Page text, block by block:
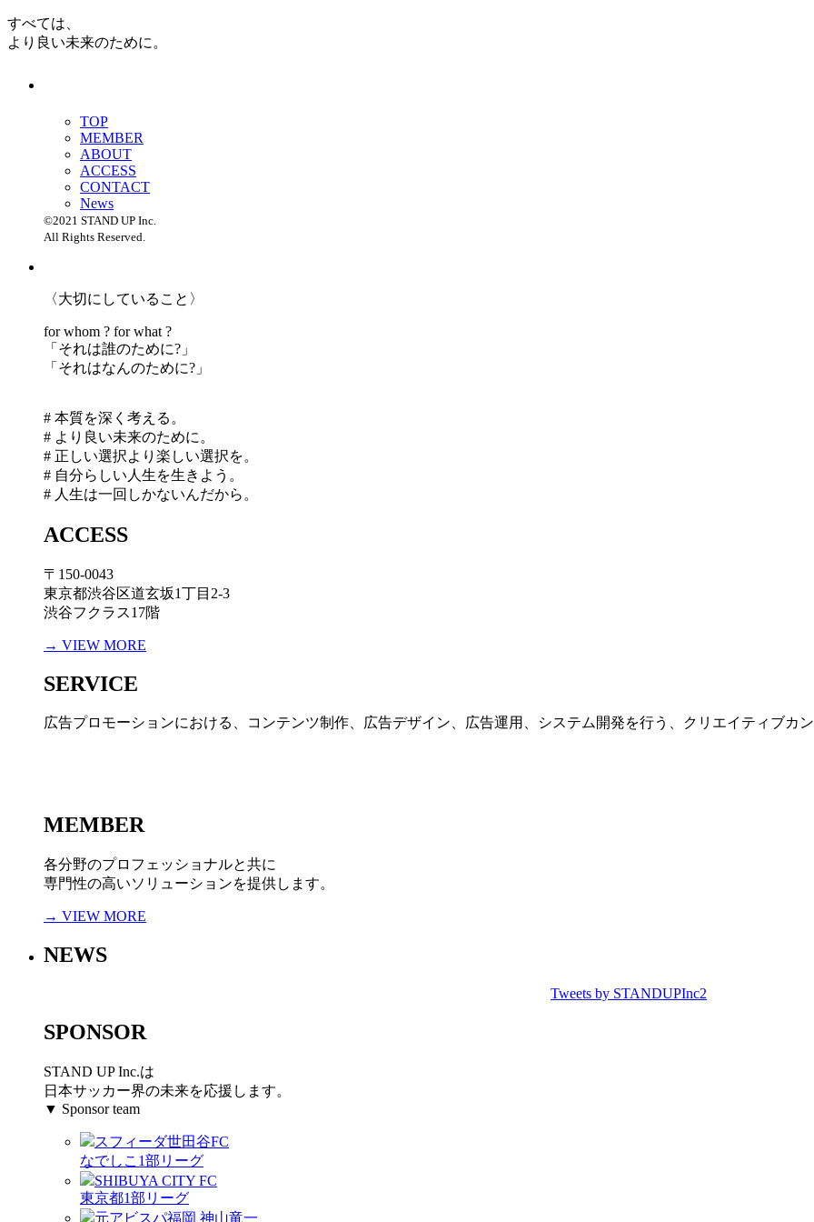
すべては、
より良い未来のために。
TOP
MEMBER
ABOUT
ACCESS
CONTACT
News
©2021 STAND UP Inc.
All Rights Reserved.
〈大切にしていること〉
for whom ? for what ?
「 それは誰のために?」
「 それはなんのために?」
# 本質を深く考える。
# より良い未来のために。
# 正しい選択より楽しい選択を。
# 自分らしい人生を生きよう。
# 人生は一回しかないんだから。
ACCESS
〒150-0043
東京都渋谷区道玄坂1丁目2-3
渋谷フクラス17階
→ VIEW MORE
SERVICE
広告プロモーションにおける、コンテンツ制作、広告デザイン、広告運用、システム開発を行う、 クリエイティブカ
MEMBER
各分野のプロフェッショナルと共に
専門性の高いソリューションを提供します。
→ VIEW MORE
NEWS
Tweets by STANDUPInc2
SPONSOR
STAND UP Inc.は
日本サッカー界の未来を応援します。
▼ Sponsor team
スフィーダ世田谷FC
なでしこ1部リーグ
SHIBUYA CITY FC
東京都1部リーグ
元アビスパ福岡 神山竜一